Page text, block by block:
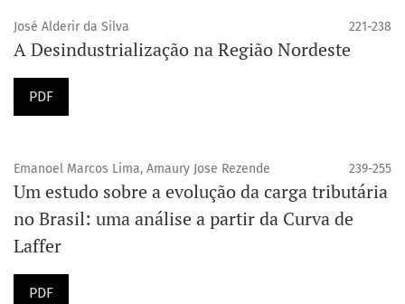
José Alderir da Silva 221-238
A Desindustrialização na Região Nordeste
PDF
Emanoel Marcos Lima, Amaury Jose Rezende 239-255
Um estudo sobre a evolução da carga tributária
no Brasil: uma análise a partir da Curva de
Laffer
PDF